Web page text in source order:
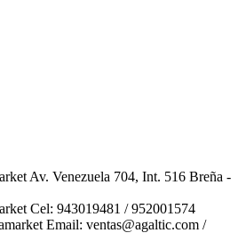
Av. Venezuela 704, Int. 516 Breña -
Cel: 943019481 / 952001574
Email: ventas@agaltic.com /